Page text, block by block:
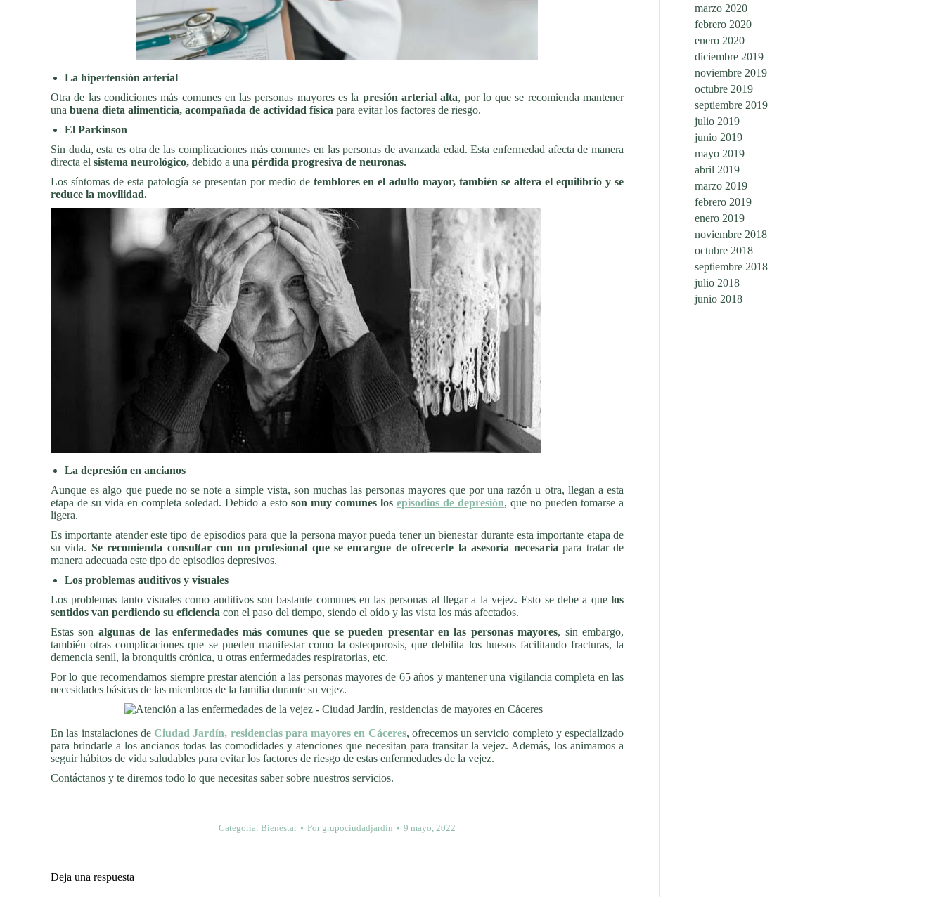
La hipertensión arterial
Otra de las condiciones más comunes en las personas mayores es la presión arterial alta, por lo que se recomienda mantener
una buena dieta alimenticia, acompañada de actividad física para evitar los factores de riesgo.
El Parkinson
Sin duda, esta es otra de las complicaciones más comunes en las personas de avanzada edad. Esta enfermedad afecta de manera
directa el sistema neurológico, debido a una pérdida progresiva de neuronas.
Los síntomas de esta patología se presentan por medio de temblores en el adulto mayor, también se altera el equilibrio y se
reduce la movilidad.
La depresión en ancianos
Aunque es algo que puede no se note a simple vista, son muchas las personas mayores que por una razón u otra, llegan a esta
etapa de su vida en completa soledad. Debido a esto son muy comunes los episodios de depresión, que no pueden tomarse a
ligera.
Es importante atender este tipo de episodios para que la persona mayor pueda tener un bienestar durante esta importante etapa de
su vida. Se recomienda consultar con un profesional que se encargue de ofrecerte la asesoría necesaria para tratar de
manera adecuada este tipo de episodios depresivos.
Los problemas auditivos y visuales
Los problemas tanto visuales como auditivos son bastante comunes en las personas al llegar a la vejez. Esto se debe a quelos
sentidos van perdiendo su eficiencia con el paso del tiempo, siendo el oído y las vista los más afectados.
Estas son algunas de las enfermedades más comunes que se pueden presentar en las personas mayores, sin embargo,
también otras complicaciones que se pueden manifestar como la osteoporosis, que debilita los huesos facilitando fracturas, la
demencia senil, la bronquitis crónica, u otras enfermedades respiratorias, etc.
Por lo que recomendamos siempre prestar atención a las personas mayores de 65 años y mantener una vigilancia completa en las
necesidades básicas de las miembros de la familia durante su vejez.
En las instalaciones de Ciudad Jardín, residencias para mayores en Cáceres, ofrecemos un servicio completo y especializado
para brindarle a los ancianos todas las comodidades y atenciones que necesitan para transitar la vejez. Además, los animamos a
seguir hábitos de vida saludables para evitar los factores de riesgo de estas enfermedades de la vejez.
Contáctanos y te diremos todo lo que necesitas saber sobre nuestros servicios.
Categoría: Bienestar Por grupociudadjardin 9 mayo, 2022
Deja una respuesta
marzo 2020
febrero 2020
enero 2020
diciembre 2019
noviembre 2019
octubre 2019
septiembre 2019
julio 2019
junio 2019
mayo 2019
abril 2019
marzo 2019
febrero 2019
enero 2019
noviembre 2018
octubre 2018
septiembre 2018
julio 2018
junio 2018